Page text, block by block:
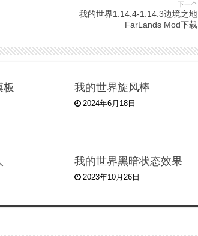
下一个
我的世界1.14.4-1.14.3边境之地
FarLands Mod下载
板 我的世界旋风棒
2024年6月18日
我的世界黑暗状态效果
2023年10月26日